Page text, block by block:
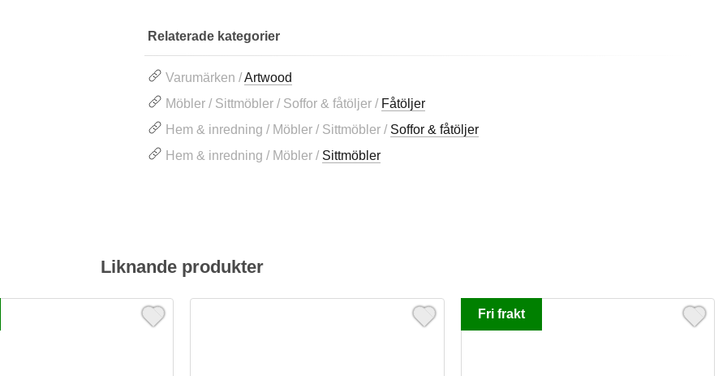
Relaterade kategorier
Varumärken /Artwood
Möbler / Sittmöbler / Soffor & fåtöljer / Fåtöljer
Hem & inredning / Möbler / Sittmöbler / Soffor & fåtöljer
Hem & inredning / Möbler / Sittmöbler
Liknande produkter
Fri frakt